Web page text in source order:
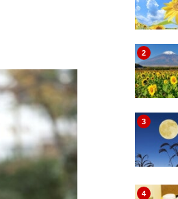
2
3
4